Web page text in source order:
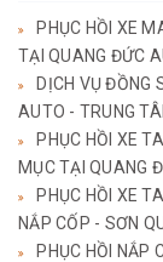
PHỤC HỒI XE
TẠI QUANG ĐỨC
DỊCH VỤ ĐỒNG
AUTO - TRUNG
PHỤC HỒI XE
MỤC TẠI QUANG
PHỤC HỒI XE
NẮP CỐP - SƠN
PHỤC HỒI NẮP